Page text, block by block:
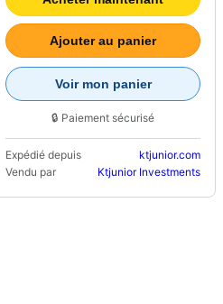
Ajouter au panier
Voir mon panier
🔒 Paiement sécurisé
Expédié depuis
ktjunior.com
Vendu par
Ktjunior Investments